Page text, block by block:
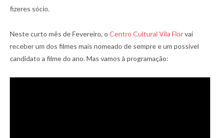
fizeres sócio.
Neste curto mês de Fevereiro, o Centro Cultural Vila Florvai
receber um dos filmes mais nomeado de sempre e um possível
candidato a filme do ano. Mas vamos à programação: